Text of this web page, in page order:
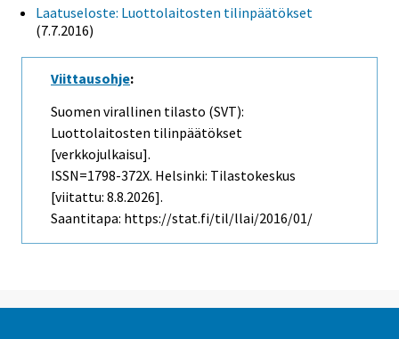
Laatuseloste: Luottolaitosten tilinpäätökset
(7.7.2016)
Viittausohje:
Suomen virallinen tilasto (SVT):
Luottolaitosten tilinpäätökset
[verkkojulkaisu].
ISSN=1798-372X. Helsinki: Tilastokeskus
[viitattu: 8.8.2026].
Saantitapa: https://stat.fi/til/llai/2016/01/